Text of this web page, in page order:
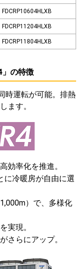
FDCRP10604HLXB
FDCRP11204HLXB
FDCRP11804HLXB
」の特徴
時運転が可能。排熱
ます。
効率化を推進。
に冷暖房が自由に選
）で、多様化
実現。
さらにアップ。